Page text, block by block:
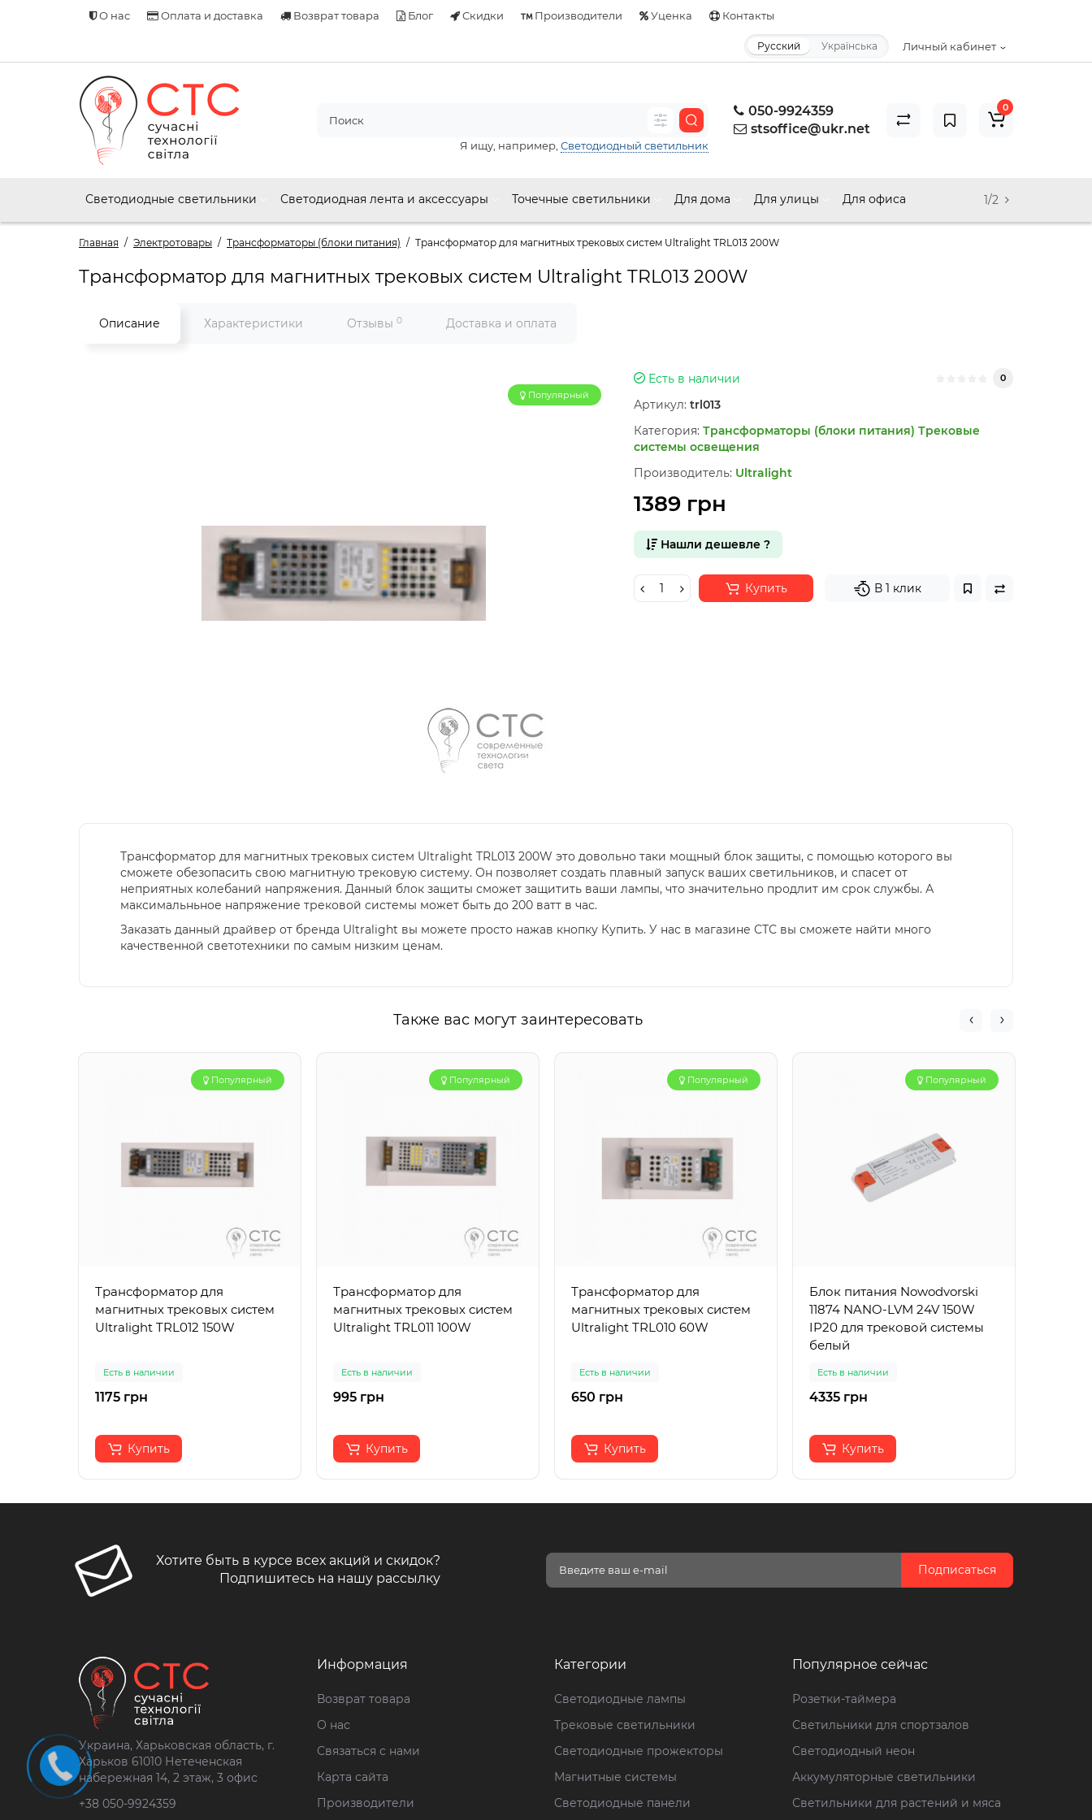
О нас Оплата и доставка Возврат товара Блог Скидки Производители Уценка Контакты
Личный кабинет
Русский Українська
050-9924359
stsoffice@ukr.net
Я ищу, например, Светодиодный светильник
0
Светодиодные светильники Светодиодная лента и аксессуары Точечные светильники Для дома Для улицы Для офиса 1/2
Главная Электротовары Трансформаторы (блоки питания) Трансформатор для магнитных трековых систем Ultralight TRL013 200W
Трансформатор для магнитных трековых систем Ultralight TRL013 200W
Описание Характеристики Отзывы 0 Доставка и оплата
Популярный
Есть в наличии 0
Артикул: trl013
Категория: Трансформаторы (блоки питания) Трековые
системы освещения
Производитель: Ultralight
1389 грн
Нашли дешевле ?
Купить В 1 клик
Трансформатор для магнитных трековых систем Ultralight TRL013 200W это довольно таки мощный блок защиты, с помощью которого вы
сможете обезопасить свою магнитную трековую систему. Он позволяет создать плавный запуск ваших светильников, и спасет от
неприятных колебаний напряжения. Данный блок защиты сможет защитить ваши лампы, что значительно продлит им срок службы. А
максимальньное напряжение трековой системы может быть до 200 ватт в час.
Заказать данный драйвер от бренда Ultralight вы можете просто нажав кнопку Купить. У нас в магазине СТС вы сможете найти много
качественной светотехники по самым низким ценам.
Также вас могут заинтересовать
Популярный
Трансформатор для
магнитных трековых систем
Ultralight TRL012 150W
Есть в наличии
1175 грн
Купить
Популярный
Трансформатор для
магнитных трековых систем
Ultralight TRL011 100W
Есть в наличии
995 грн
Купить
Популярный
Трансформатор для
магнитных трековых систем
Ultralight TRL010 60W
Есть в наличии
650 грн
Купить
Популярный
Блок питания Nowodvorski
11874 NANO-LVM 24V 150W
IP20 для трековой системы
белый
Есть в наличии
4335 грн
Купить
Хотите быть в курсе всех акций и скидок?
Подпишитесь на нашу рассылку
Подписаться
Украина, Харьковская область, г.
Харьков 61010 Нетеченская
набережная 14, 2 этаж, 3 офис
+38 050-9924359
Информация
Возврат товара
О нас
Связаться с нами
Карта сайта
Производители
Категории
Светодиодные лампы
Трековые светильники
Светодиодные прожекторы
Магнитные системы
Светодиодные панели
Популярное сейчас
Розетки-таймера
Светильники для спортзалов
Светодиодный неон
Аккумуляторные светильники
Светильники для растений и мяса